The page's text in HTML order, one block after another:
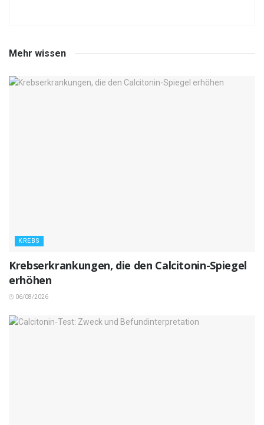
Mehr wissen
KREBS
Krebserkrankungen, die den Calcitonin-Spiegel
erhöhen
06/08/2026